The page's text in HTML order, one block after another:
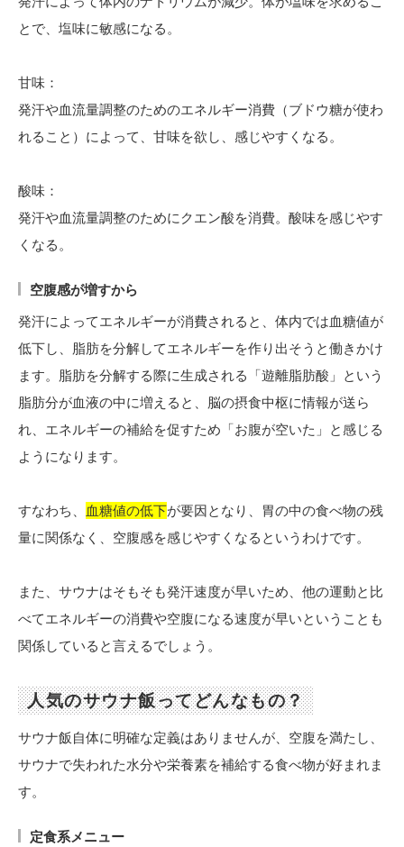
とで、塩味に敏感になる。
甘味：
発汗や血流量調整のためのエネルギー消費（ブドウ糖が使わ
れること）によって、甘味を欲し、感じやすくなる。
酸味：
発汗や血流量調整のためにクエン酸を消費。酸味を感じやす
くなる。
空腹感が増すから
発汗によってエネルギーが消費されると、体内では血糖値が
低下し、脂肪を分解してエネルギーを作り出そうと働きかけ
ます。脂肪を分解する際に生成される「遊離脂肪酸」という
脂肪分が血液の中に増えると、脳の摂食中枢に情報が送ら
れ、エネルギーの補給を促すため「お腹が空いた」と感じる
ようになります。
すなわち、 血糖値の低下が要因となり、胃の中の食べ物の残
量に関係なく、空腹感を感じやすくなるというわけです。
また、サウナはそもそも発汗速度が早いため、他の運動と比
べてエネルギーの消費や空腹になる速度が早いということも
関係していると言えるでしょう。
人気のサウナ飯ってどんなもの？
サウナ飯自体に明確な定義はありませんが、空腹を満たし、
サウナで失われた水分や栄養素を補給する食べ物が好まれま
す。
定食系メニュー